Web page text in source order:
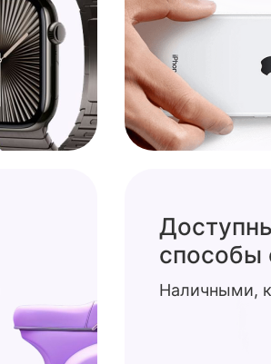
способы
Наличными,